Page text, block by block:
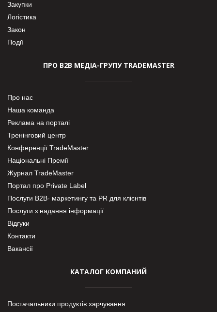
Закупки
Логістика
Закон
Події
ПРО В2В МЕДІА-ГРУПУ TRADEMASTER
Про нас
Наша команда
Реклама на порталі
Тренінговий центр
Конференції TradeMaster
Національні Премії
Журнал TradeMaster
Портал про Private Label
Послуги В2В- маркетингу та PR для клієнтів
Послуги з надання інформації
Відгуки
Контакти
Вакансії
КАТАЛОГ КОМПАНИЙ
Постачальники продуктів харчування